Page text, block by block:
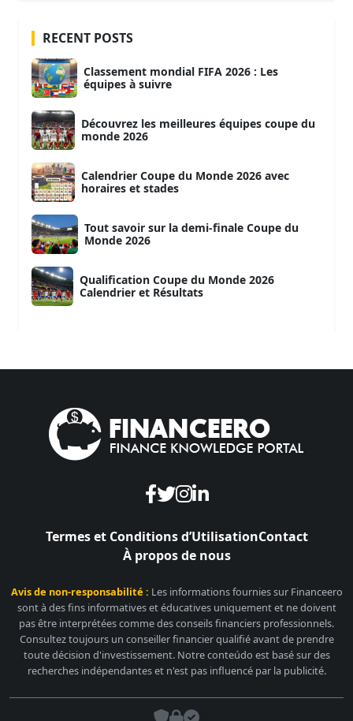
RECENT POSTS
Classement mondial FIFA 2026 : Les
équipes à suivre
Découvrez les meilleures équipes coupe du
monde 2026
Calendrier Coupe du Monde 2026 avec
horaires et stades
Tout savoir sur la demi-finale Coupe du
Monde 2026
Qualification Coupe du Monde 2026
Calendrier et Résultats
Termes et Conditions d’UtilisationContact
À propos de nous
Avis de non-responsabilité : Les informations fournies sur Financeero
sont à des fins informatives et éducatives uniquement et ne doivent
pas être interprétées comme des conseils financiers professionnels.
Consultez toujours un conseiller financier qualifié avant de prendre
toute décision d'investissement. Notre conteúdo est basé sur des
recherches indépendantes et n'est pas influencé par la publicité.